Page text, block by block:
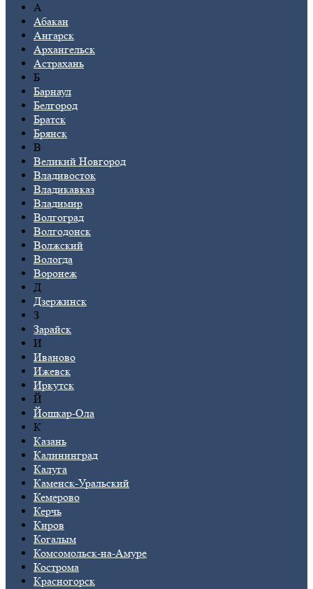
А
Абакан
Ангарск
Архангельск
Астрахань
Б
Барнаул
Белгород
Братск
Брянск
В
Великий Новгород
Владивосток
Владикавказ
Владимир
Волгоград
Волгодонск
Волжский
Вологда
Воронеж
Д
Дзержинск
З
Зарайск
И
Иваново
Ижевск
Иркутск
Й
Йошкар-Ола
К
Казань
Калининград
Калуга
Каменск-Уральский
Кемерово
Керчь
Киров
Когалым
Комсомольск-на-Амуре
Кострома
Красногорск